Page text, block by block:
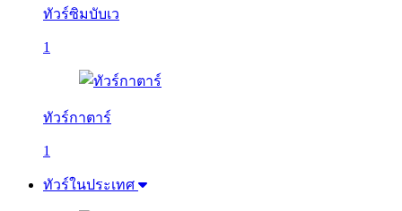
ทัวร์ซิมบับเว
1
ทัวร์กาตาร์
1
ทัวร์ในประเทศ